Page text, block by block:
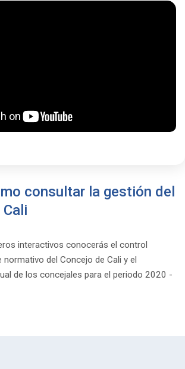
consultar la gestión del
interactivos conocerás el control
del Concejo de Cali y el
de los concejales para el periodo 2020 -